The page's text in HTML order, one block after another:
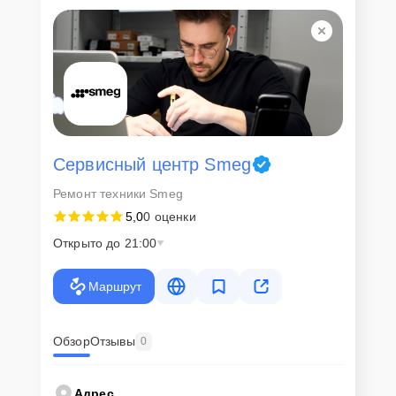
Для всех клиентов действуют демократичные и фиксированные
цены. Конечная стоимость работ обсуждается с клиентом и не в
коем случае не может измениться в процессе работ. Сервис не
навязывает клиентам дополнительные услуги и не
предусматривает скрытые платежи. Рассчитать предварительную
стоимость ремонта можно с помощью нашегоКалькулятора
Скорость диагностики и
ремонта
Наша компания ценит время клиентов и понимает важность
оперативного решения любых вопросов. В среднем, ремонт
клиент сможет забрать свой гаджет в этот же день. При
Внимание! Устройство отправляется на ремонт только после
согласования вариантов запчастей и стоимости ремонта с
изменена в процессе или после завершения работ.
Сервисный центр Smeg
Ремонт техники Smeg
5,00 оценки
Открыто до 21:00
Маршрут
ОбзорОтзывы 0
Адрес